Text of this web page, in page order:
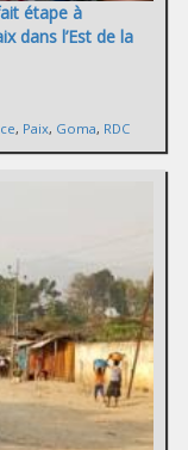
étape à
dans l’Est de la
, Paix, Goma, RDC